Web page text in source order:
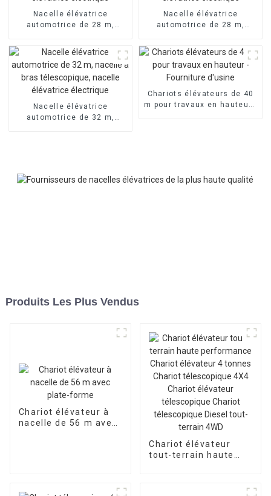
Nacelle élévatrice
automotrice de 28 m,
télescopique, nacelle
élévatrice électrique
Nacelle élévatrice
automotrice de 28 m,
télescopique, nacelle
élévatrice électrique
Nacelle élévatrice
automotrice de 32 m,
Chariots élévateurs de 40
m pour travaux en hauteur -
Produits Les Plus Vendus
Chariot élévateur à
nacelle de 56 m avec
Chariot élévateur
tout-terrain haute